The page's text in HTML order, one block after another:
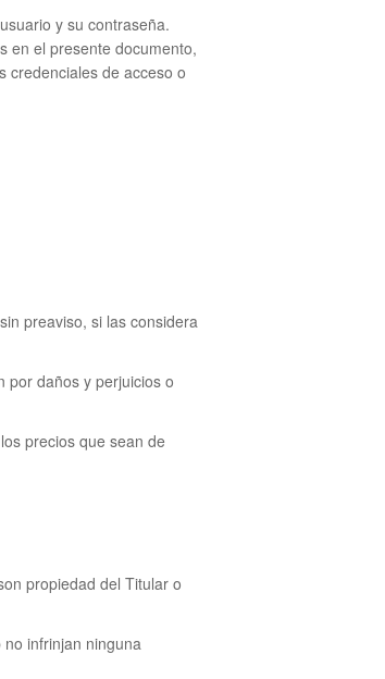
y su contraseña.
en el presente documento,
credenciales de acceso o
preaviso, si las considera
por daños y perjuicios o
precios que sean de
propiedad del Titular o
infrinjan ninguna